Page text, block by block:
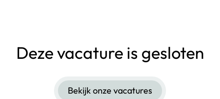
Deze vacature is gesloten
Bekijk onze vacatures